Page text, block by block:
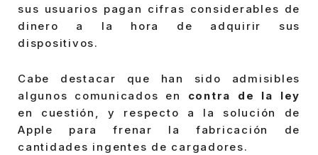
sus usuarios pagan cifras considerables de
dinero a la hora de adquirir sus
dispositivos.
Cabe destacar que han sido admisibles
algunos comunicados en contra de la ley
en cuestión, y respecto a la solución de
Apple para frenar la fabricación de
cantidades ingentes de cargadores.